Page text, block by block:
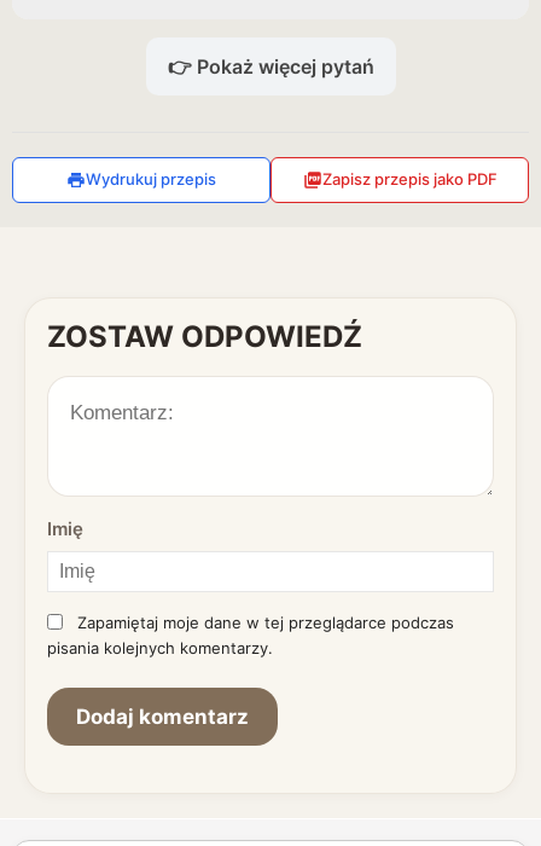
👉 Pokaż więcej pytań
Wydrukuj przepis Zapisz przepis jako PDF
ZOSTAW ODPOWIEDŹ
Imię
Zapamiętaj moje dane w tej przeglądarce podczas
pisania kolejnych komentarzy.